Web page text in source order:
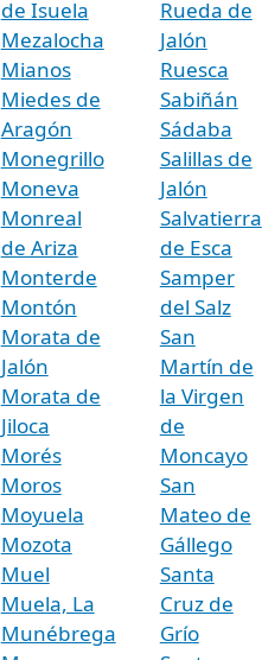
de Isuela
Mezalocha
Mianos
Miedes de
Aragón
Monegrillo
Moneva
Monreal
de Ariza
Monterde
Montón
Morata de
Jalón
Morata de
Jiloca
Morés
Moros
Moyuela
Mozota
Muel
Muela, La
Munébrega
Rueda de
Jalón
Ruesca
Sabiñán
Sádaba
Salillas de
Jalón
Salvatierra
de Esca
Samper
del Salz
San
Martín de
la Virgen
de
Moncayo
San
Mateo de
Gállego
Santa
Cruz de
Grío